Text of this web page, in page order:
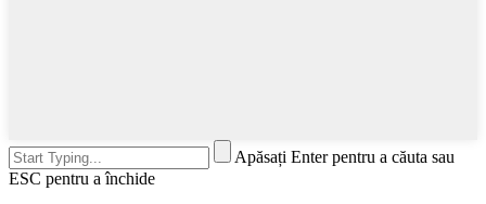
Apăsați Enter pentru a căuta sau
ESC pentru a închide